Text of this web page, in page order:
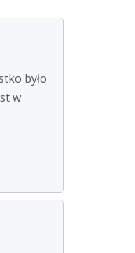
było
w